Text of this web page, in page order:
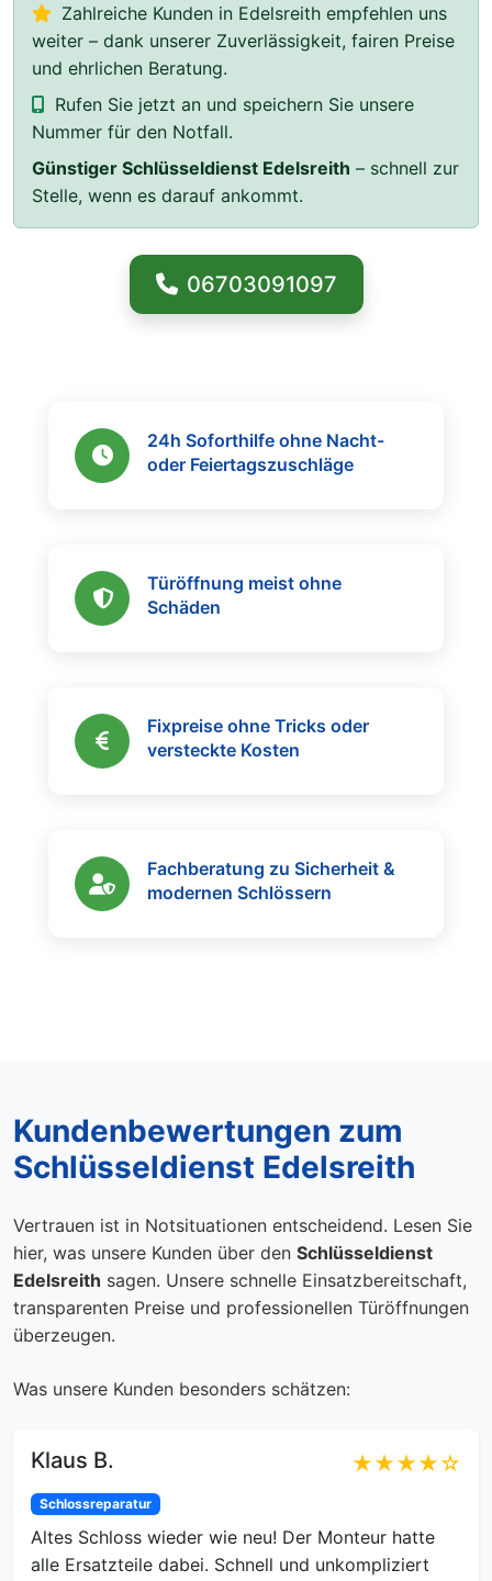
Zahlreiche Kunden in Edelsreith empfehlen uns
weiter – dank unserer Zuverlässigkeit, fairen Preise
und ehrlichen Beratung.
Rufen Sie jetzt an und speichern Sie unsere
Nummer für den Notfall.
Günstiger Schlüsseldienst Edelsreith – schnell zur
Stelle, wenn es darauf ankommt.
06703091097
24h Soforthilfe ohne Nacht-
oder Feiertagszuschläge
Türöffnung meist ohne
Schäden
Fixpreise ohne Tricks oder
versteckte Kosten
Fachberatung zu Sicherheit &
modernen Schlössern
Kundenbewertungen zum
Schlüsseldienst Edelsreith
Vertrauen ist in Notsituationen entscheidend. Lesen Sie
hier, was unsere Kunden über den Schlüsseldienst
Edelsreith sagen. Unsere schnelle Einsatzbereitschaft,
transparenten Preise und professionellen Türöffnungen
überzeugen.
Was unsere Kunden besonders schätzen:
Klaus B. ★★★★☆
Schlossreparatur
Altes Schloss wieder wie neu! Der Monteur hatte
alle Ersatzteile dabei. Schnell und unkompliziert